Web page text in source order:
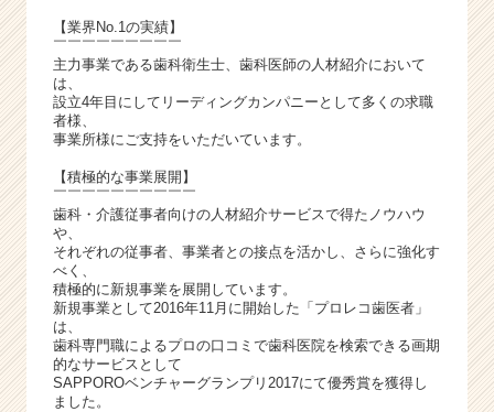
【業界No.1の実績】
￣￣￣￣￣￣￣￣￣
主力事業である歯科衛生士、歯科医師の人材紹介において
は、
設立4年目にしてリーディングカンパニーとして多くの求職
者様、
事業所様にご支持をいただいています。
【積極的な事業展開】
￣￣￣￣￣￣￣￣￣￣
歯科・介護従事者向けの人材紹介サービスで得たノウハウ
や、
それぞれの従事者、事業者との接点を活かし、さらに強化す
べく、
積極的に新規事業を展開しています。
新規事業として2016年11月に開始した「プロレコ歯医者」
は、
歯科専門職によるプロの口コミで歯科医院を検索できる画期
的なサービスとして
SAPPOROベンチャーグランプリ2017にて優秀賞を獲得し
ました。